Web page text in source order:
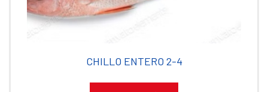
CHILLO ENTERO 2-4